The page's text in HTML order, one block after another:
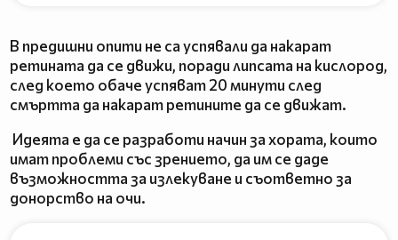
В предишни опити не са успявали да накарат
ретината да се движи, поради липсата на кислород,
след което обаче успяват 20 минути след
смъртта да накарат ретините да се движат.
Идеята е да се разработи начин за хората, които
имат проблеми със зрението, да им се даде
възможността за излекуване и съответно за
донорство на очи.